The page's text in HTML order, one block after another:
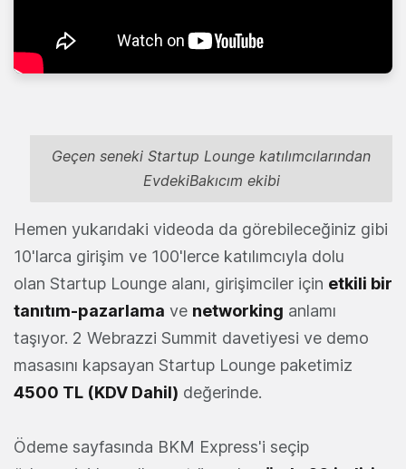
Geçen seneki Startup Lounge katılımcılarından
EvdekiBakıcım ekibi
Hemen yukarıdaki videoda da görebileceğiniz gibi
10'larca girişim ve 100'lerce katılımcıyla dolu
olan Startup Lounge alanı, girişimciler için etkili bir
tanıtım-pazarlama ve networking anlamı
taşıyor. 2 Webrazzi Summit davetiyesi ve demo
masasını kapsayan Startup Lounge paketimiz
4500 TL (KDV Dahil) değerinde.
Ödeme sayfasında BKM Express'i seçip